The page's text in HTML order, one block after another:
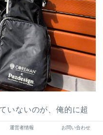
いないのが、俺的に超
運営者情報 お問い合わせ